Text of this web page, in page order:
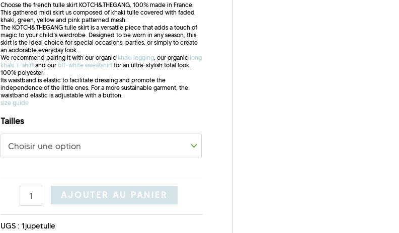
Choose the french tulle skirt KOTCH&THEGANG, 100% made in France.
This gathered midi skirt us composed of khaki tulle covered with faded
khaki, green, yellow and pink patterned mesh.
The KOTCH&THEGANG tulle skirt is a versatile piece that adds a touch of
magic to your child’s wardrobe. Designed to be worn in any season, this
skirt is the ideal choice for special occasions, parties, or simply to create
an aodorable everyday look.
We recommend pairing it with our organic khaki legging, our organic long
khaki T-shirt and ouroff-white sweatshirt for an ultra-stylish total look.
100% polyester.
Its waistband is elastic to facilitate dressing and promote the
independence of the little ones. For a more sustainable garment, the
waistband elastic is adjustable with a button.
size guide
Tailles
AJOUTER AU PANIER
UGS :1jupetulle